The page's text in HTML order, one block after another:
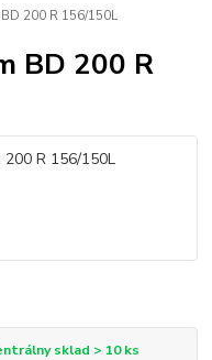
200 R 156/150L
BD 200 R
sklad > 10 ks